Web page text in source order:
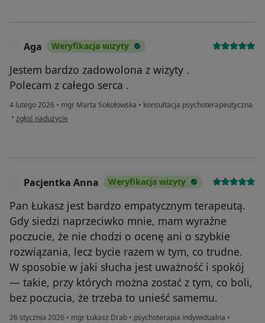
Aga Weryfikacja wizyty
Jestem bardzo zadowolona z wizyty .
Polecam z całego serca .
4 lutego 2026 • mgr Marta Sokołowska • konsultacja psychoterapeutyczna
• w opinii użytkownika Aga
zgłoś nadużycie
Pacjentka Anna Weryfikacja wizyty
Pan Łukasz jest bardzo empatycznym terapeutą.
Gdy siedzi naprzeciwko mnie, mam wyraźne
poczucie, że nie chodzi o ocenę ani o szybkie
rozwiązania, lecz bycie razem w tym, co trudne.
W sposobie w jaki słucha jest uważność i spokój
— takie, przy których można zostać z tym, co boli,
bez poczucia, że trzeba to unieść samemu.
26 stycznia 2026 • mgr Łukasz Drab • psychoterapia indywidualna •